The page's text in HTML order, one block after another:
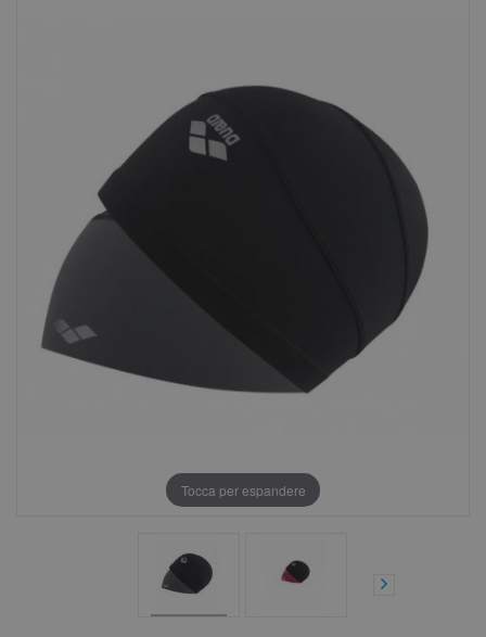
Tocca per espandere